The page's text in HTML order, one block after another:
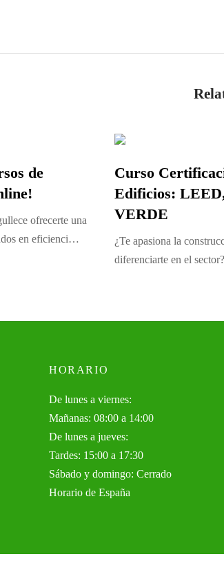
de
ofrecerte una
en eficienci…
Curso
Edificios:
VERDE
¿Te apasiona la
diferenciarte en el
HORARIO
De lunes a viernes:
Mañanas: 08:00 a 14:00
De lunes a jueves:
Tardes: 15:00 a 17:30
Sábado y domingo: Cerrado
Horario de España